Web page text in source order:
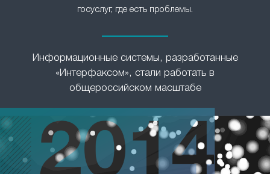
госуслуг, где есть проблемы.
Информационные системы, разработанные
«Интерфаксом», стали работать в
общероссийском масштабе